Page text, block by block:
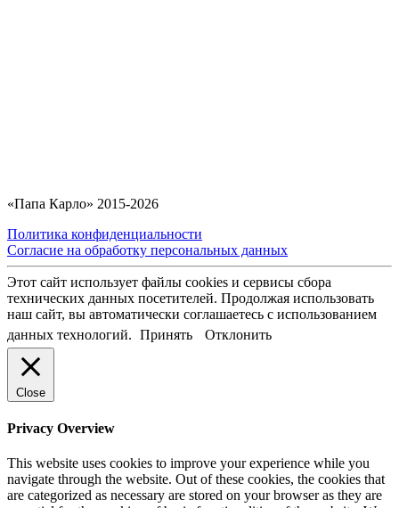
«Папа Карло» 2015-2026
Политика конфиденциальности
Согласие на обработку персональных данных
Этот сайт использует файлы cookies и сервисы сбора
технических данных посетителей. Продолжая использовать
наш сайт, вы автоматически соглашаетесь с использованием
данных технологий. Принять Отклонить
Close
Privacy Overview
This website uses cookies to improve your experience while you
navigate through the website. Out of these cookies, the cookies that
are categorized as necessary are stored on your browser as they are